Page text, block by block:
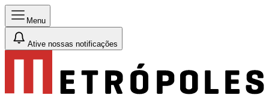
Menu
Ative nossas notificações